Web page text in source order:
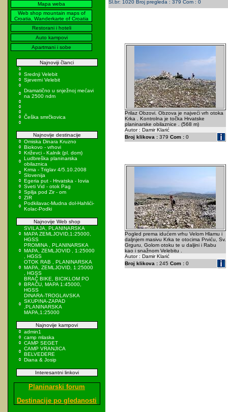
Mapa weba
Web shop mountain maps of
Croatia, Wanderkarte of Croatia
Restorani i hoteli
Auto kampovi
Apartmani i sobe
Najnoviji članci
Srednji Velebit
Sjeverni Velebit
Dramatično u snježnoj mećavi
na 2500 ndm
Češka smrčkovica
Najnovije destinacije
Omiska Dinara Kruzno
Biokovo - vrhovi
Križevci - Kalnik (pl. dom)
Ludbreška planinarska
obilaznica
Krma - Triglav 4/5.10.2008
Slovenija
Egeria put - Hrvatska - Iovia
Sveti Vid - otok Pag
Spilja pod Zir - om
ZIR
Podkilavac-Mudna dol-Hahlići-
Kolac-Podki
Najnovije Web shop
SVILAJA, PLANINARSKA
MAPA ZEMLJOVID,1:25000,
HGSS
PROMINA , PLANINARSKA
MAPA, ZEMLJOVID , 1:25000
, HGSS
OTOK RAB , PLANINARSKA
MAPA, ZEMLJOVID, 1:25000
, HGSS
BRAČ BIKE, BICIKLOM PO
BRAČU, MAPA 1:45000,
HGSS
DINARA-TROGLAVSKA
SKUPINA-ZAPAD
,PLANINARSKA
MAPA,1:25000
Najnovije kampovi
admin1
camp mlaska
CAMP SEGET
CAMP VRANJICA
BELVEDERE
Diana & Josip
Interesantni linkovi
Planinarski forum
Destinacije po gledanosti
Sl.br: 1020 Broj pregleda : 379 Com : 0
Prilaz Obzovi. Obzova je najveći vrh otoka
Krka . Kontrolna je točka Hrvatske
planinarske obilaznice . (568 m)
Autor : Damir Klarić
Broj klikova :379 Com :0
Pogled prema idućem vrhu Velom Hlamu i
daljnjem masivu Krka te otocima Prviću, Sv.
Grguru, Golom otoku te u daljini i Rabu
kao i snažnom Velebitu .
Autor : Damir Klarić
Broj klikova :245 Com :0